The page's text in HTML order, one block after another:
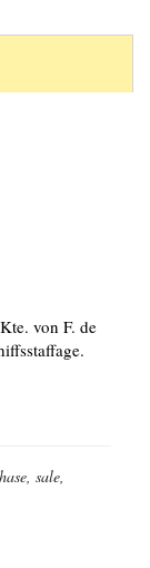
von F. de
sale,